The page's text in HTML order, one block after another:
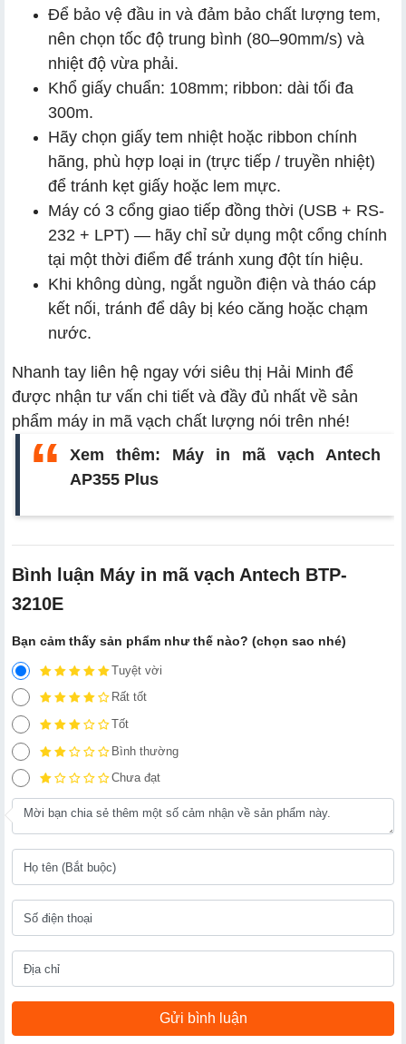
Để bảo vệ đầu in và đảm bảo chất lượng tem,
nên chọn tốc độ trung bình (80–90mm/s) và
nhiệt độ vừa phải.
Khổ giấy chuẩn: 108mm; ribbon: dài tối đa
300m.
Hãy chọn giấy tem nhiệt hoặc ribbon chính
hãng, phù hợp loại in (trực tiếp / truyền nhiệt)
để tránh kẹt giấy hoặc lem mực.
Máy có 3 cổng giao tiếp đồng thời (USB + RS-
232 + LPT) — hãy chỉ sử dụng một cổng chính
tại một thời điểm để tránh xung đột tín hiệu.
Khi không dùng, ngắt nguồn điện và tháo cáp
kết nối, tránh để dây bị kéo căng hoặc chạm
nước.
Nhanh tay liên hệ ngay với siêu thị Hải Minh để
được nhận tư vấn chi tiết và đầy đủ nhất về sản
phẩm máy in mã vạch chất lượng nói trên nhé!
Xem thêm: Máy in mã vạch Antech
AP355 Plus
Bình luận Máy in mã vạch Antech BTP-
3210E
Bạn cảm thấy sản phẩm như thế nào? (chọn sao nhé)
Tuyệt vời
Rất tốt
Tốt
Bình thường
Chưa đạt